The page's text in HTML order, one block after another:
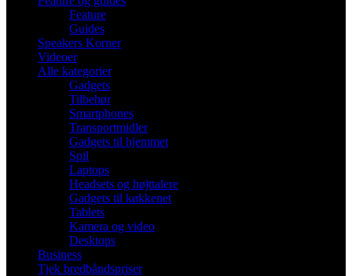
Feature
Guides
Speakers Korner
Videoer
Alle kategorier
Gadgets
Tilbehør
Smartphones
Transportmidler
Gadgets til hjemmet
Spil
Laptops
Headsets og højttalere
Gadgets til køkkenet
Tablets
Kamera og video
Desktops
Business
Tjek bredbåndspriser